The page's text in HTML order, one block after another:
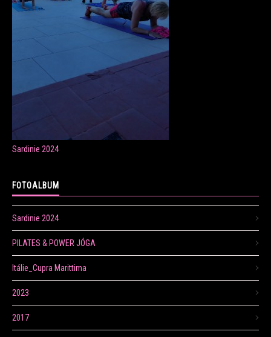
ONLINE LEKCE CVIČENÍ
Update cookies preferences
Sardinie 2024
FOTOALBUM
Sardinie 2024
PILATES & POWER JÓGA
Itálie_Cupra Marittima
2023
2017